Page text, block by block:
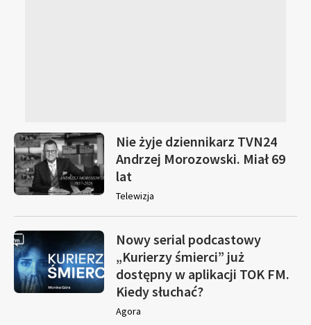
Nie żyje dziennikarz TVN24
Andrzej Morozowski. Miał 69
lat
Telewizja
Nowy serial podcastowy
„Kurierzy śmierci” już
dostępny w aplikacji TOK FM.
Kiedy słuchać?
Agora